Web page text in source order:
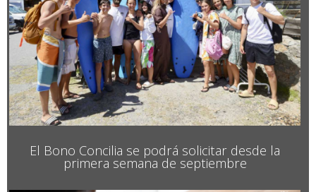
El Bono Concilia se podrá solicitar desde la
primera semana de septiembre